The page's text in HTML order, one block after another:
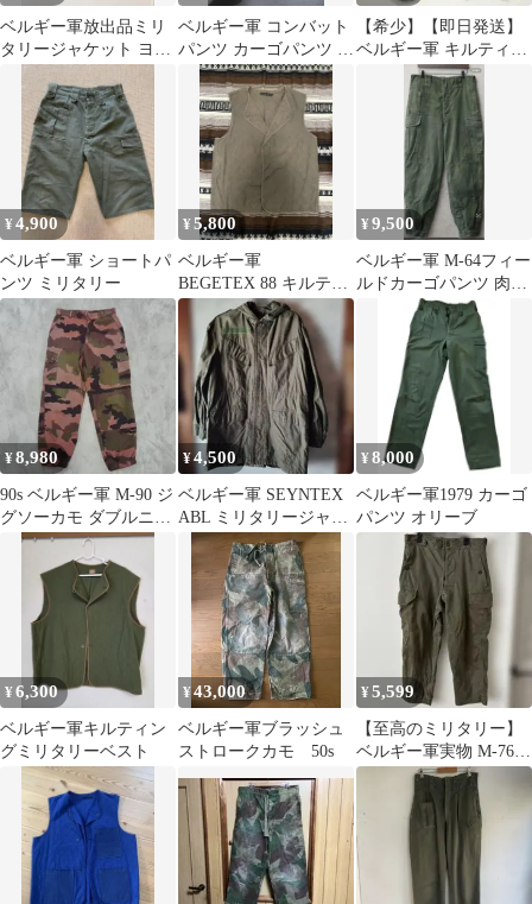
ベルギー軍放出品ミリ
タリージャケット ヨー
ロッパカジュアルヴィ
ンテージ古着 軍服
ベルギー軍 コンバット
パンツ カーゴパンツ 後
期 P1960 イギリス軍 古
【希少】【即日発送】
ベルギー軍 キルティン
グライナーベスト ヴィ
ンテージ 7
¥4,900
ベルギー軍 ショートパ
ンツ ミリタリー
¥5,800
ベルギー軍
BEGETEX 88 キルティ
ングベスト カーキ
44/46
¥9,500
ベルギー軍 M-64フィー
ルドカーゴパンツ 肉厚
¥8,980
90s ベルギー軍 M-90 ジ
グソーカモ ダブルニー
カーゴパンツ 76M
¥4,500
ベルギー軍 SEYNTEX
ABL ミリタリージャケ
ット
¥8,000
ベルギー軍1979 カーゴ
パンツ オリーブ
¥6,300
ベルギー軍キルティン
グミリタリーベスト
¥43,000
ベルギー軍ブラッシュ
ストロークカモ 50s
¥5,599
【至高のミリタリー】
ベルギー軍実物 M-76フ
ィールドパンツ ヴィン